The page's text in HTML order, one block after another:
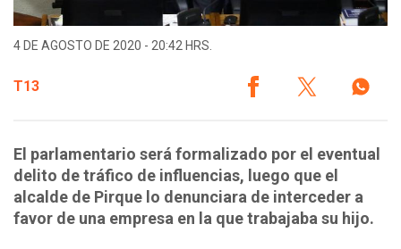
4 DE AGOSTO DE 2020 - 20:42 HRS.
T13
El parlamentario será formalizado por el eventual
delito de tráfico de influencias, luego que el
alcalde de Pirque lo denunciara de interceder a
favor de una empresa en la que trabajaba su hijo.